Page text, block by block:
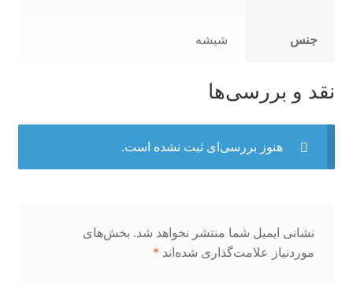
جنس شیشه
نقد و بررسی‌ها
هنوز بررسی‌ای ثبت نشده است.
نشانی ایمیل شما منتشر نخواهد شد. بخش‌های
موردنیاز علامت‌گذاری شده‌اند *